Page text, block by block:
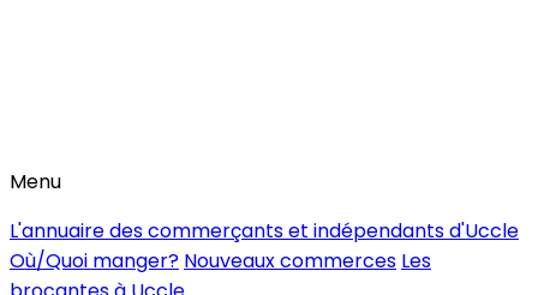
Menu
L'annuaire des commerçants et indépendants d'Uccle
Où/Quoi manger? Nouveaux commerces Les